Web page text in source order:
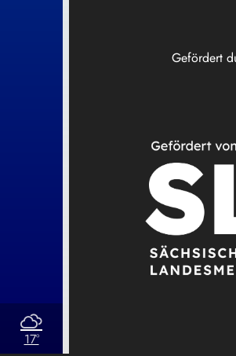
17°
Gefördert